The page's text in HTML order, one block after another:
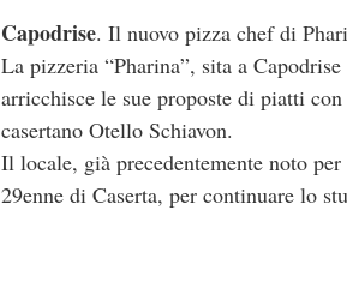
Capodrise. Il nuovo pizza chef di
La pizzeria “Pharina”, sita a
arricchisce le sue proposte di piatti
casertano Otello Schiavon.
Il locale, già precedentemente noto
29enne di Caserta, per continuare lo